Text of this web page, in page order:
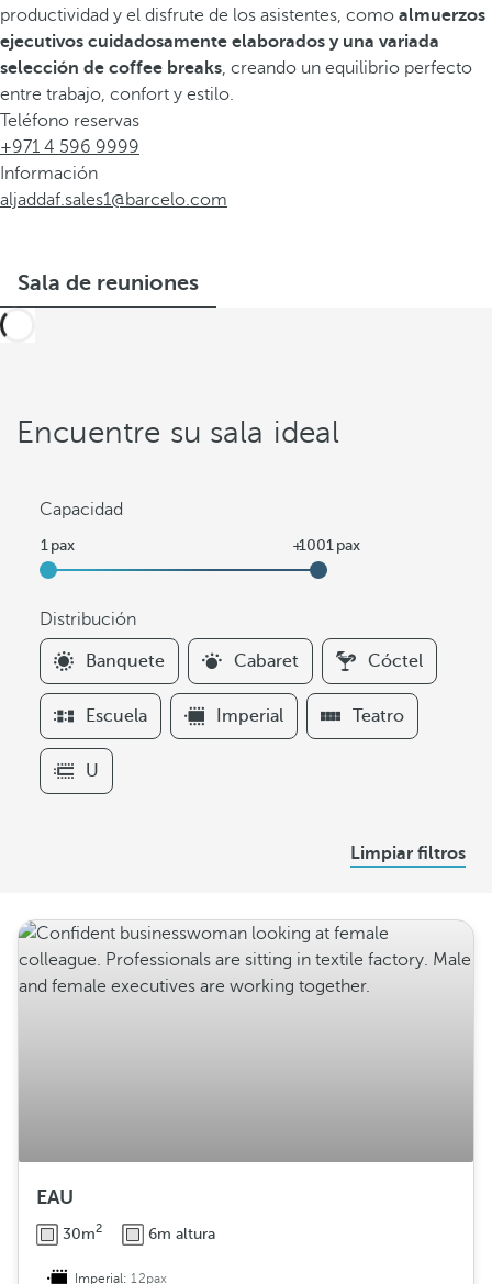
productividad y el disfrute de los asistentes, como almuerzos
ejecutivos cuidadosamente elaborados y una variada
selección de coffee breaks, creando un equilibrio perfecto
entre trabajo, confort y estilo.
Teléfono reservas
+971 4 596 9999
Información
aljaddaf.sales1@barcelo.com
Sala de reuniones
Encuentre su sala ideal
Capacidad
Distribución
F
i
l
t
e
r
r
i
b
Banquete Cabaret Cóctel
Escuela Imperial Teatro
U
Limpiar filtros
EAU
30m2 6m altura
Imperial:12pax